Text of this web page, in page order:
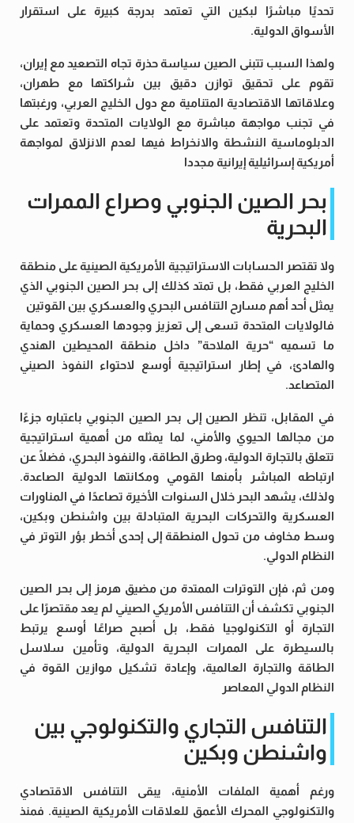
تحديًا مباشرًا لبكين التي تعتمد بدرجة كبيرة على استقرار
الأسواق الدولية.
ولهذا السبب تتبنى الصين سياسة حذرة تجاه التصعيد مع إيران،
تقوم على تحقيق توازن دقيق بين شراكتها مع طهران،
وعلاقاتها الاقتصادية المتنامية مع دول الخليج العربي، ورغبتها
في تجنب مواجهة مباشرة مع الولايات المتحدة وتعتمد على
الدبلوماسية النشطة والانخراط فيها لعدم الانزلاق لمواجهة
أمريكية إسرائيلية إيرانية مجددا
بحر الصين الجنوبي وصراع الممرات
البحرية
ولا تقتصر الحسابات الاستراتيجية الأمريكية الصينية على منطقة
الخليج العربي فقط، بل تمتد كذلك إلى بحر الصين الجنوبي الذي
يمثل أحد أهم مسارح التنافس البحري والعسكري بين القوتين
فالولايات المتحدة تسعى إلى تعزيز وجودها العسكري وحماية
ما تسميه “حرية الملاحة” داخل منطقة المحيطين الهندي
والهادئ، في إطار استراتيجية أوسع لاحتواء النفوذ الصيني
المتصاعد.
في المقابل، تنظر الصين إلى بحر الصين الجنوبي باعتباره جزءًا
من مجالها الحيوي والأمني، لما يمثله من أهمية استراتيجية
تتعلق بالتجارة الدولية، وطرق الطاقة، والنفوذ البحري، فضلًا عن
ارتباطه المباشر بأمنها القومي ومكانتها الدولية الصاعدة.
ولذلك، يشهد البحر خلال السنوات الأخيرة تصاعدًا في المناورات
العسكرية والتحركات البحرية المتبادلة بين واشنطن وبكين،
وسط مخاوف من تحول المنطقة إلى إحدى أخطر بؤر التوتر في
النظام الدولي.
ومن ثم، فإن التوترات الممتدة من مضيق هرمز إلى بحر الصين
الجنوبي تكشف أن التنافس الأمريكي الصيني لم يعد مقتصرًا على
التجارة أو التكنولوجيا فقط، بل أصبح صراعًا أوسع يرتبط
بالسيطرة على الممرات البحرية الدولية، وتأمين سلاسل
الطاقة والتجارة العالمية، وإعادة تشكيل موازين القوة في
النظام الدولي المعاصر
التنافس التجاري والتكنولوجي بين
واشنطن وبكين
ورغم أهمية الملفات الأمنية، يبقى التنافس الاقتصادي
والتكنولوجي المحرك الأعمق للعلاقات الأمريكية الصينية. فمنذ